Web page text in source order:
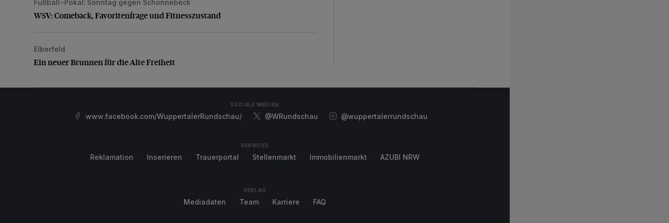
WSV: Comeback, Favoritenfrage und Fitnesszustand
Fußball-Pokal: Sonntag gegen Schonnebeck
WSV: Comeback, Favoritenfrage und Fitnesszustand
Ein neuer Brunnen für die Alte Freiheit
Elberfeld
Ein neuer Brunnen für die Alte Freiheit
SOZIALE MEDIEN
www.facebook.com/WuppertalerRundschau/ @WRundschau @wuppertalerrundschau
SERVICES
Reklamation Inserieren Trauerportal Stellenmarkt Immobilienmarkt AZUBI NRW
VERLAG
Mediadaten Team Karriere FAQ